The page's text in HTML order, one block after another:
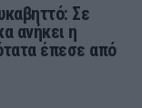
Σε
ανήκει η
έπεσε από